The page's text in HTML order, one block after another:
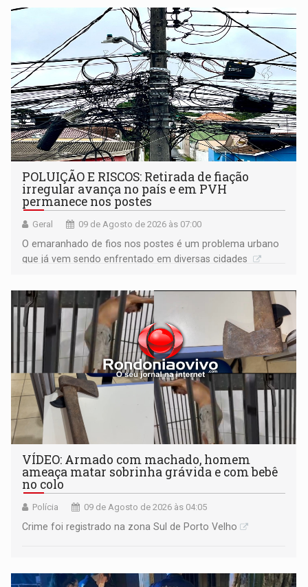
POLUIÇÃO E RISCOS: Retirada de fiação
irregular avança no país e em PVH
permanece nos postes
Geral 09 de Agosto de 2026 às 07:00
O emaranhado de fios nos postes é um problema urbano
que já vem sendo enfrentado em diversas cidades
VÍDEO: Armado com machado, homem
ameaça matar sobrinha grávida e com bebê
no colo
Polícia 09 de Agosto de 2026 às 04:05
Crime foi registrado na zona Sul de Porto Velho